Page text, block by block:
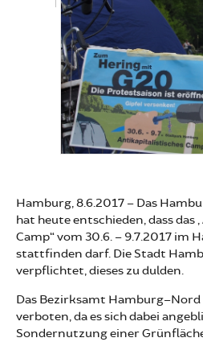
Hamburg, 8.6.2017 – Das
hat heute entschieden, dass
Camp“ vom 30.6. – 9.7.2017 im
stattfinden darf. Die Stadt
verpflichtet, dieses zu dulden.
Das Bezirksamt
verboten, da es sich dabei
Sondernutzung einer